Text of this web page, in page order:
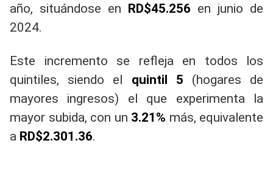
año, situándose en RD$45.256 en junio de
2024.
Este incremento se refleja en todos los
quintiles, siendo el quintil 5 (hogares de
mayores ingresos) el que experimenta la
mayor subida, con un 3.21% más, equivalente
a RD$2.301.36.